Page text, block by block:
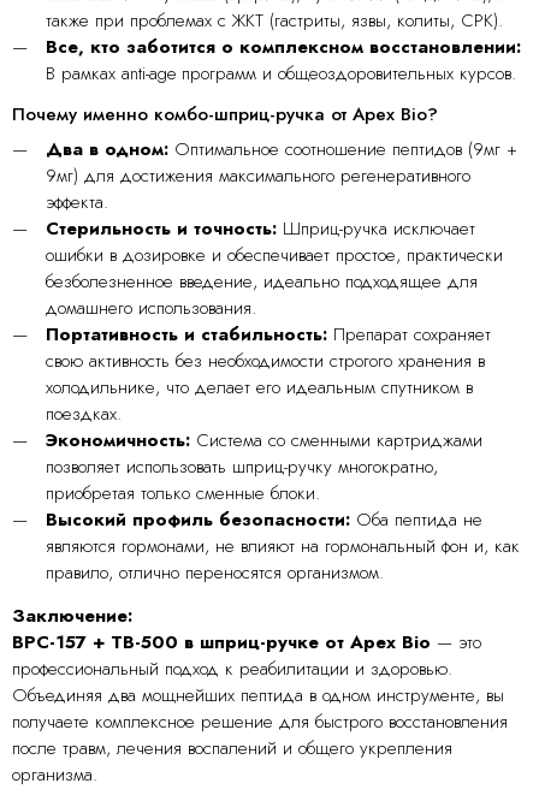
также при проблемах с ЖКТ (гастриты, язвы, колиты, СРК).
Все, кто заботится о комплексном восстановлении:
В рамках anti-age программ и общеоздоровительных курсов.
Почему именно комбо-шприц-ручка от Apex Bio?
Два в одном:Оптимальное соотношение пептидов (9мг +
9мг) для достижения максимального регенеративного
эффекта.
Стерильность и точность:Шприц-ручка исключает
ошибки в дозировке и обеспечивает простое, практически
безболезненное введение, идеально подходящее для
домашнего использования.
Портативность и стабильность:Препарат сохраняет
свою активность без необходимости строгого хранения в
холодильнике, что делает его идеальным спутником в
поездках.
Экономичность:Система со сменными картриджами
позволяет использовать шприц-ручку многократно,
приобретая только сменные блоки.
Высокий профиль безопасности:Оба пептида не
являются гормонами, не влияют на гормональный фон и, как
правило, отлично переносятся организмом.
Заключение:
BPC-157 + TB-500 в шприц-ручке от Apex Bio — это
профессиональный подход к реабилитации и здоровью.
Объединяя два мощнейших пептида в одном инструменте, вы
получаете комплексное решение для быстрого восстановления
после травм, лечения воспалений и общего укрепления
организма.